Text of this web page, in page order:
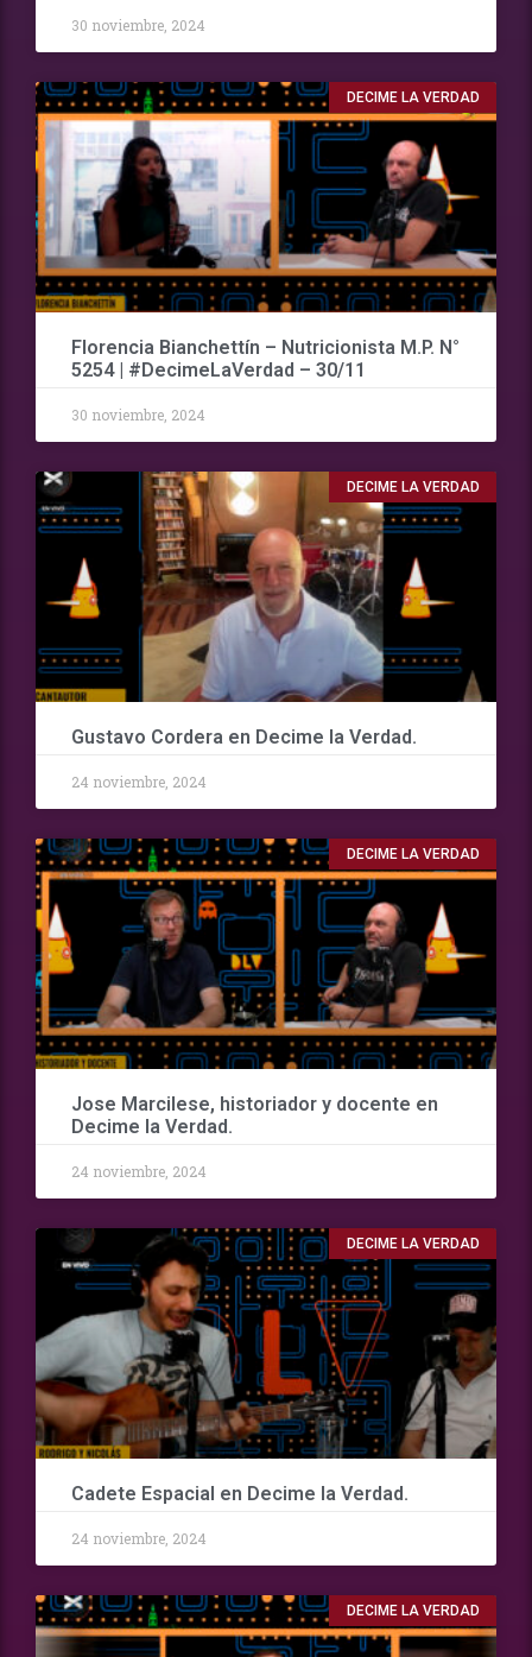
30 noviembre, 2024
DECIME LA VERDAD
Florencia Bianchettín – Nutricionista M.P. N°
5254 | #DecimeLaVerdad – 30/11
30 noviembre, 2024
DECIME LA VERDAD
Gustavo Cordera en Decime la Verdad.
24 noviembre, 2024
DECIME LA VERDAD
Jose Marcilese, historiador y docente en
Decime la Verdad.
24 noviembre, 2024
DECIME LA VERDAD
Cadete Espacial en Decime la Verdad.
24 noviembre, 2024
DECIME LA VERDAD